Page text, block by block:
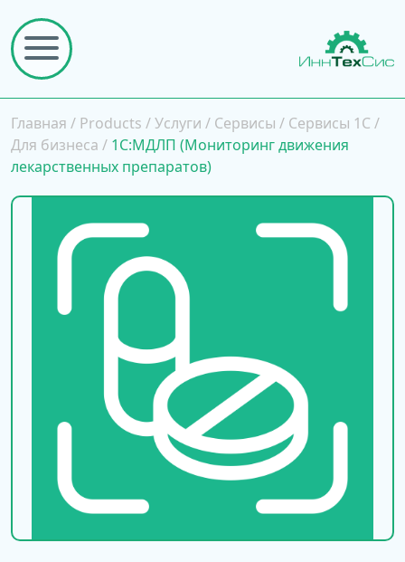
Главная / Products /Услуги / Сервисы / Сервисы 1С /
Для бизнеса / 1С:МДЛП (Мониторинг движения
лекарственных препаратов)